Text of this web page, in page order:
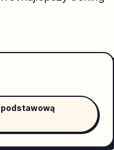
podstawową